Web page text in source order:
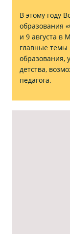
В этому году
образования
и 9 августа в
главные темы
образования,
детства,
педагога.